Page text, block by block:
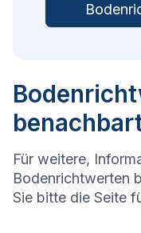
Für weitere,
Bodenrichtwerten
Sie bitte die Seite